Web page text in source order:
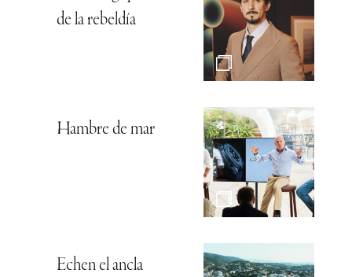
de la rebeldía
Hambre de mar
Echen el ancla